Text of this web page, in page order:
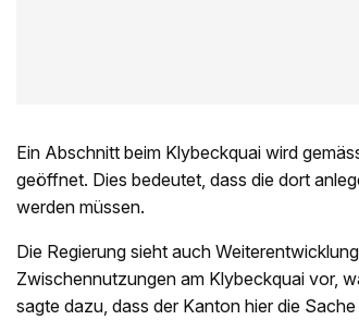
Ein Abschnitt beim Klybeckquai wird
geöffnet. Dies bedeutet, dass die dort
werden müssen.
Die Regierung sieht auch
Zwischennutzungen am Klybeckquai vor,
sagte dazu, dass der Kanton hier die